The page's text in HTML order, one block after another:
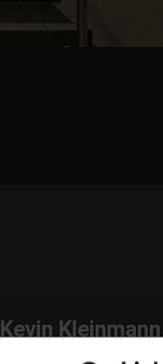
Kevin Kleinmann